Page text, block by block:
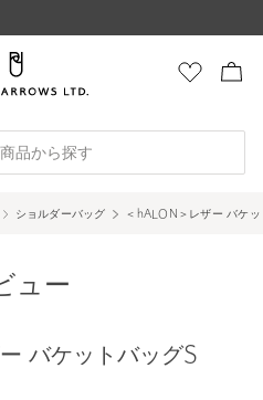
品から探す
ショルダーバッグ ＜hALON＞レザー バケッ
ュー
バケットバッグS